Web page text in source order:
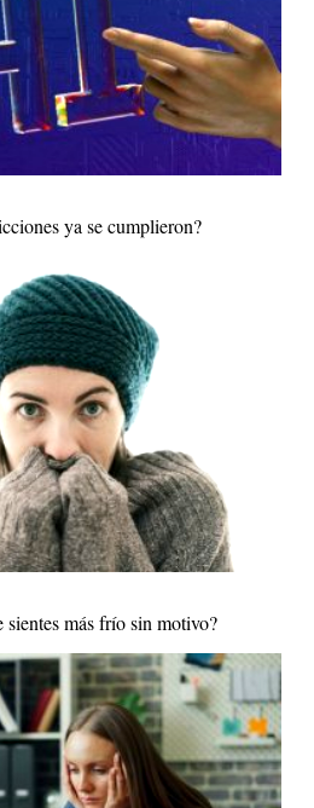
ya se cumplieron?
sientes más frío sin motivo?